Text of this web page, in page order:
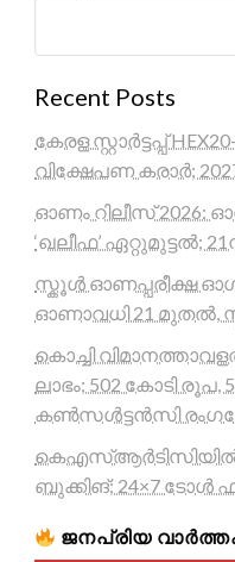
Recent Posts
കേരള സ്റ്റാർട്ടപ്പ്
വിക്ഷേപണ കരാർ;
ഓണം റിലീസ് 2026:
‘ഖലീഫ’ ഏറ്റുമുട്ടൽ;
സ്കൂൾ ഓണപ്പരീക്ഷ
ഓണാവധി 21 മുതൽ,
കൊച്ചി
ലാഭം; 502 കോടി രൂപ,
കൺസൾട്ടൻസി
കെഎസ്ആർടിസിയിൽ
ബുക്കിങ്; 24×7 ടോൾ
ജനപ്രിയ